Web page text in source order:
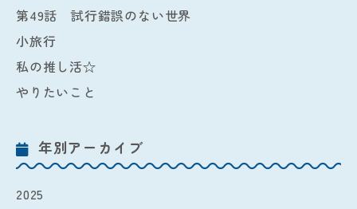
第49話 試行錯誤のない世界
小旅行
私の推し活☆
やりたいこと
年別アーカイブ
2025